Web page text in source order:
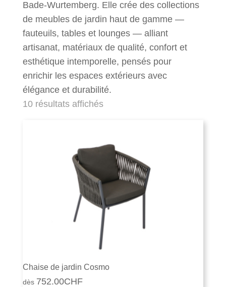
Bade-Wurtemberg. Elle crée des collections
de meubles de jardin haut de gamme —
fauteuils, tables et lounges — alliant
artisanat, matériaux de qualité, confort et
esthétique intemporelle, pensés pour
enrichir les espaces extérieurs avec
élégance et durabilité.
10 résultats affichés
Chaise de jardin Cosmo
752.00CHF